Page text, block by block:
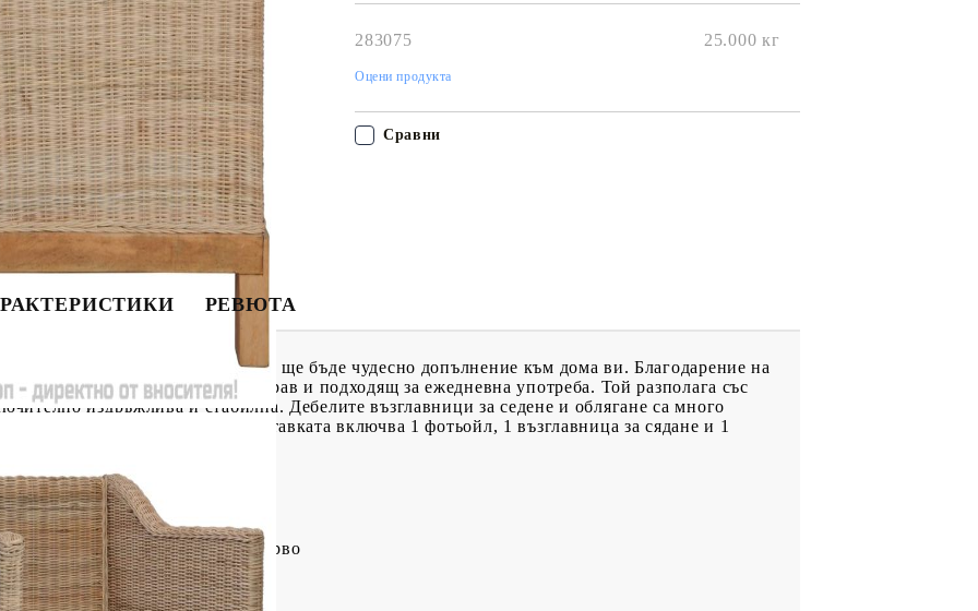
283075 25.000 кг
Оцени продукта
Сравни
РЕВЮТА
стил и функционалност и ще бъде чудесно допълнение към дома ви. Благодарение на
е лесен за почистване, здрав и подходящ за ежедневна употреба. Той разполага със
издръжлива и стабилна. Дебелите възглавници за седене и облягане са много
на сваляемите калъфки. Доставката включва 1 фотьойл, 1 възглавница за сядане и 1
бяло
ратан + масивно мангово дърво